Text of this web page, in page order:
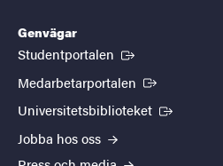
Genvägar
Studentportalen (Extern länk)
Medarbetarportalen (Extern länk)
Universitetsbiblioteket (Extern länk)
Jobba hos oss